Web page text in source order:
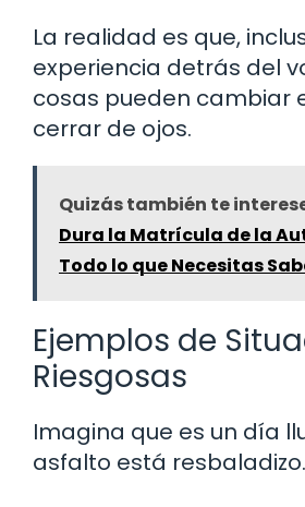
La realidad es que,
experiencia detrás del
cosas pueden cambiar
cerrar de ojos.
Quizás también te
Dura la Matrícula de la
Todo lo que Necesitas
Ejemplos de
Riesgosas
Imagina que es un día
asfalto está resbaladizo.